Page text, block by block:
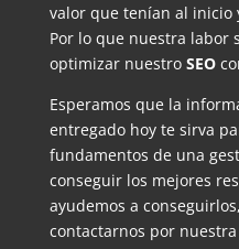
valor que tenían al inicio
Por lo que nuestra labor
optimizar nuestro SEO
Esperamos que la
entregado hoy te sirva
fundamentos de una
conseguir los mejores
ayudemos a
contactarnos por nuestra